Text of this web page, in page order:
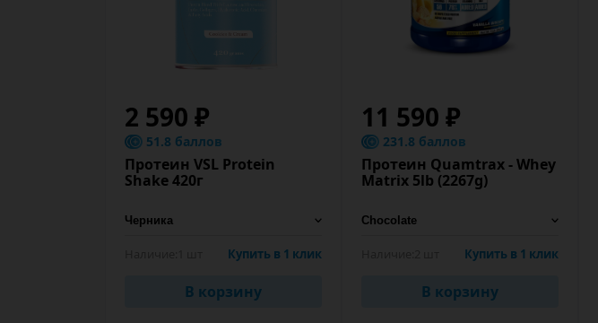
2 590 ₽
51.8 баллов
Протеин VSL Protein
Shake 420г
Купить в 1 клик
В корзину
11 590 ₽
231.8 баллов
Протеин Quamtrax - Whey
Matrix 5lb (2267g)
Купить в 1 клик
В корзину